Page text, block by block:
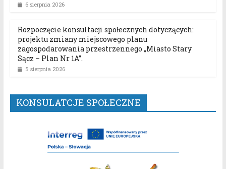
6 sierpnia 2026
Rozpoczęcie konsultacji społecznych dotyczących:
projektu zmiany miejscowego planu
zagospodarowania przestrzennego „Miasto Stary
Sącz – Plan Nr 1A”.
5 sierpnia 2026
KONSULATCJE SPOŁECZNE